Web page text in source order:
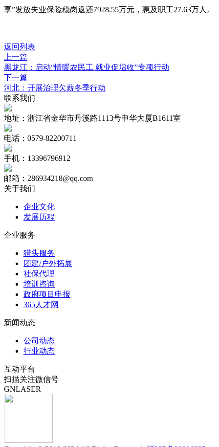
享”发放失业保险稳岗返还7928.55万元，惠及职工27.63万人。
返回列表
上一篇
黑龙江：启动“情暖农民工 就业促增收”专项行动
下一篇
河北：开展治理欠薪冬季行动
联系我们
地址：浙江省金华市丹溪路1113号申华大厦B1611室
电话：0579-82200711
手机：13396796912
邮箱：286934218@qq.com
关于我们
企业文化
发展历程
企业服务
猎头服务
团建/户外拓展
社保代理
培训咨询
政府项目申报
365人才网
新闻动态
公司动态
行业动态
互动平台
扫描关注微信号
GNLASER